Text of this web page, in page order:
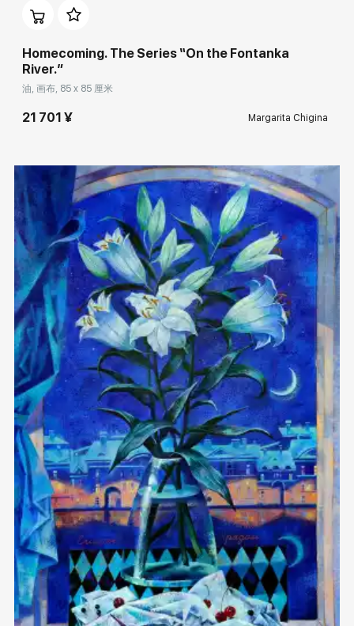
Homecoming. The Series “On the Fontanka
River.”
油, 画布, 85 x 85 厘米
21 701 ¥ Margarita Chigina